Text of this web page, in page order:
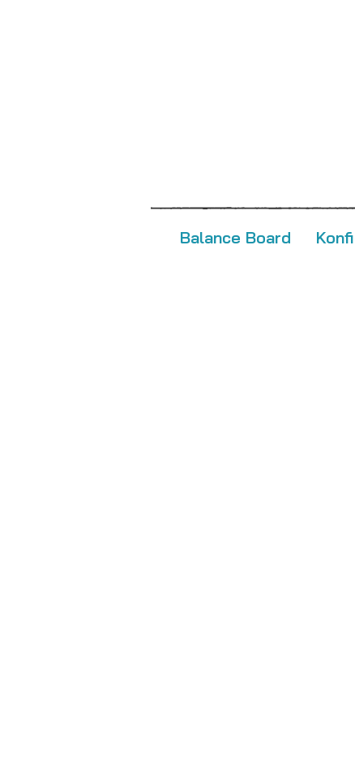
Balance Board
Bei der YourStyle Edition
Balance Board, das wir
Ob für die
oder sogar zum